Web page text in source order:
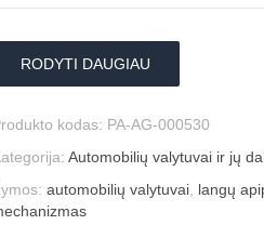
RODYTI DAUGIAU
kodas: PA-AG-000530
Automobilių valytuvai ir jų
automobilių valytuvai langų